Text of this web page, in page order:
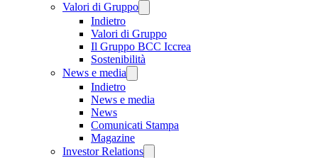
Valori di Gruppo
Indietro
Valori di Gruppo
Il Gruppo BCC Iccrea
Sostenibilità
News e media
Indietro
News e media
News
Comunicati Stampa
Magazine
Investor Relations